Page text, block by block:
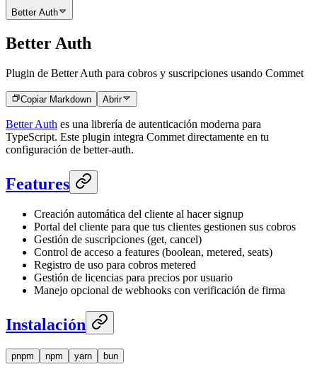
Better Auth
Better Auth
Plugin de Better Auth para cobros y suscripciones usando Commet
Copiar Markdown Abrir
Better Auth es una librería de autenticación moderna para
TypeScript. Este plugin integra Commet directamente en tu
configuración de better-auth.
Features
Creación automática del cliente al hacer signup
Portal del cliente para que tus clientes gestionen sus cobros
Gestión de suscripciones (get, cancel)
Control de acceso a features (boolean, metered, seats)
Registro de uso para cobros metered
Gestión de licencias para precios por usuario
Manejo opcional de webhooks con verificación de firma
Instalación
pnpm npm yarn bun